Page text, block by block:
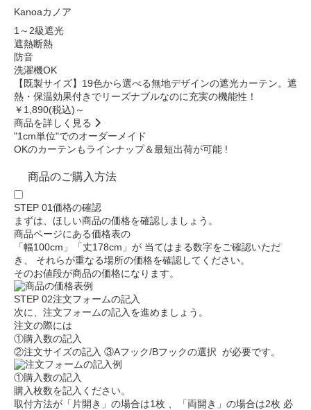
Kanoaカノア
1～2級遮光
遮熱断熱
防音
洗濯機OK
【既製サイズ】19色から選べる無地デザインの遮光カーテン。遮
熱・保温効果付きでリーズナブルなのに充実の機能性！
￥1,890(税込)～
商品を詳しく見る
"1cm単位"でのオーダーメイド
OKのカーテンもラインナップ＆最短出荷が可能 !
商品のご購入方法
STEP 01価格の確認
まずは、ほしい商品の価格を確認しましょう。
商品ページにある価格表の
「幅100cm」「丈178cm」が 当てはまる数字をご確認いただ
き、
それらが重なる場所の価格を確認してください。
そのお値段が商品の価格になります。
STEP 02注文フォームの記入
次に、注文フォームの記入を進めましょう。
注文の際には
①購入数の記入
②注文サイズの記入 ③Aフック/Bフックの選択 が必要です。
①購入数の記入
購入枚数を記入ください。
取付方法が 「片開き」の場合は1枚 、「両開き」の場合は2枚 必